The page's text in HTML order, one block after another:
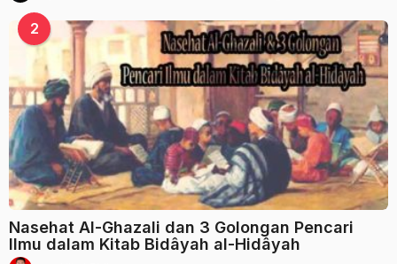
a
h
u
n
a
g
o
2
Nasehat Al-Ghazali dan 3 Golongan Pencari
Ilmu dalam Kitab Bidâyah al-Hidâyah